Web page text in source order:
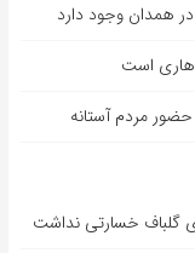
همدان وجود دارد
هاری است
مردم آستانه